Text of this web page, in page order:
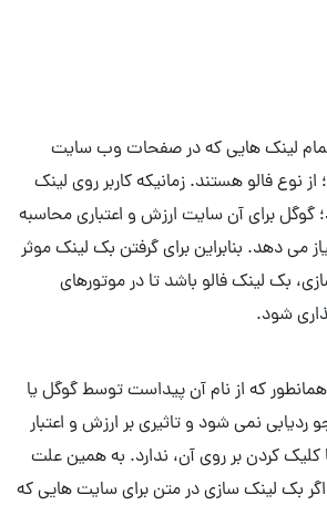
لینک هایی که در صفحات وب سایت
نوع فالو هستند. زمانیکه کاربر روی لینک
گوگل برای آن سایت ارزش و اعتباری محاسبه
می دهد. بنابراین برای گرفتن بک لینک موثر
بک لینک فالو باشد تا در موتورهای
شود.
که از نام آن پیداست توسط گوگل یا
نمی شود و تاثیری بر ارزش و اعتبار
کردن بر روی آن، ندارد. به همین علت
بک لینک سازی در متن برای سایت هایی که